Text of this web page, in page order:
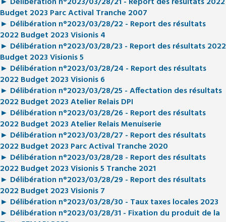
Budget 2023 Parc Actival Tranche 2007
► Délibération n°2023/03/28/22 - Report des résultats
2022 Budget 2023 Visionis 4
► Délibération n°2023/03/28/23 - Report des résultats 2022
Budget 2023 Visionis 5
► Délibération n°2023/03/28/24 - Report des résultats
2022 Budget 2023 Visionis 6
► Délibération n°2023/03/28/25 - Affectation des résultats
2022 Budget 2023 Atelier Relais DPI
► Délibération n°2023/03/28/26 - Report des résultats
2022 Budget 2023 Atelier Relais Menuiserie
► Délibération n°2023/03/28/27 - Report des résultats
2022 Budget 2023 Parc Actival Tranche 2020
► Délibération n°2023/03/28/28 - Report des résultats
2022 Budget 2023 Visionis 5 Tranche 2021
► Délibération n°2023/03/28/29 - Report des résultats
2022 Budget 2023 Visionis 7
► Délibération n°2023/03/28/30 - Taux taxes locales 2023
► Délibération n°2023/03/28/31 - Fixation du produit de la